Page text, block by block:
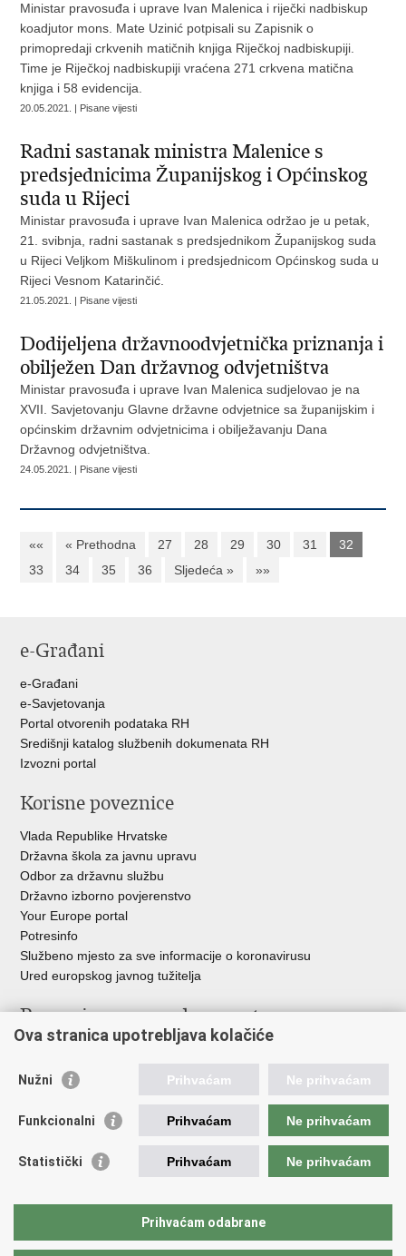
Ministar pravosuđa i uprave Ivan Malenica i riječki nadbiskup
koadjutor mons. Mate Uzinić potpisali su Zapisnik o
primopredaji crkvenih matičnih knjiga Riječkoj nadbiskupiji.
Time je Riječkoj nadbiskupiji vraćena 271 crkvena matična
knjiga i 58 evidencija.
20.05.2021. | Pisane vijesti
Radni sastanak ministra Malenice s
predsjednicima Županijskog i Općinskog
suda u Rijeci
Ministar pravosuđa i uprave Ivan Malenica održao je u petak,
21. svibnja, radni sastanak s predsjednikom Županijskog suda
u Rijeci Veljkom Miškulinom i predsjednicom Općinskog suda u
Rijeci Vesnom Katarinčić.
21.05.2021. | Pisane vijesti
Dodijeljena državnoodvjetnička priznanja i
obilježen Dan državnog odvjetništva
Ministar pravosuđa i uprave Ivan Malenica sudjelovao je na
XVII. Savjetovanju Glavne državne odvjetnice sa županijskim i
općinskim državnim odvjetnicima i obilježavanju Dana
Državnog odvjetništva.
24.05.2021. | Pisane vijesti
«« « Prethodna 27 28 29 30 31
32
33
34 35 36 Sljedeća » »»
e-Građani
e-Građani
e-Savjetovanja
Portal otvorenih podataka RH
Središnji katalog službenih dokumenata RH
Izvozni portal
Korisne poveznice
Vlada Republike Hrvatske
Državna škola za javnu upravu
Odbor za državnu službu
Državno izborno povjerenstvo
Your Europe portal
Potresinfo
Službeno mjesto za sve informacije o koronavirusu
Ured europskog javnog tužitelja
Poveznice pravosudnog sustava
Državno odvjetništvo
Ured za suzbijanje korupcije i organiziranog kriminaliteta
Državnoodvjetničko vijeće
Hrvatska odvjetnička komora
Europski pravosudni portal
Ova stranica upotrebljava kolačiće
Nužni Prihvaćam Ne prihvaćam
Funkcionalni Prihvaćam Ne prihvaćam
Statistički Prihvaćam Ne prihvaćam
Prihvaćam odabrane